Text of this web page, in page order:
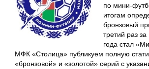
по мини-
итогам
бронзовый
третий раз
года стал
МФК «Столица» публикуем полную
«бронзовой» и «золотой» серий с